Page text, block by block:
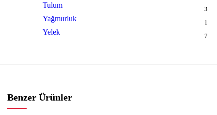
Tulum 3
Yağmurluk 1
Yelek 7
Benzer Ürünler